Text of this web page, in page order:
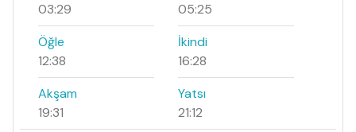
03:29
05:25
Öğle
12:38
İkindi
16:28
Akşam
19:31
Yatsı
21:12